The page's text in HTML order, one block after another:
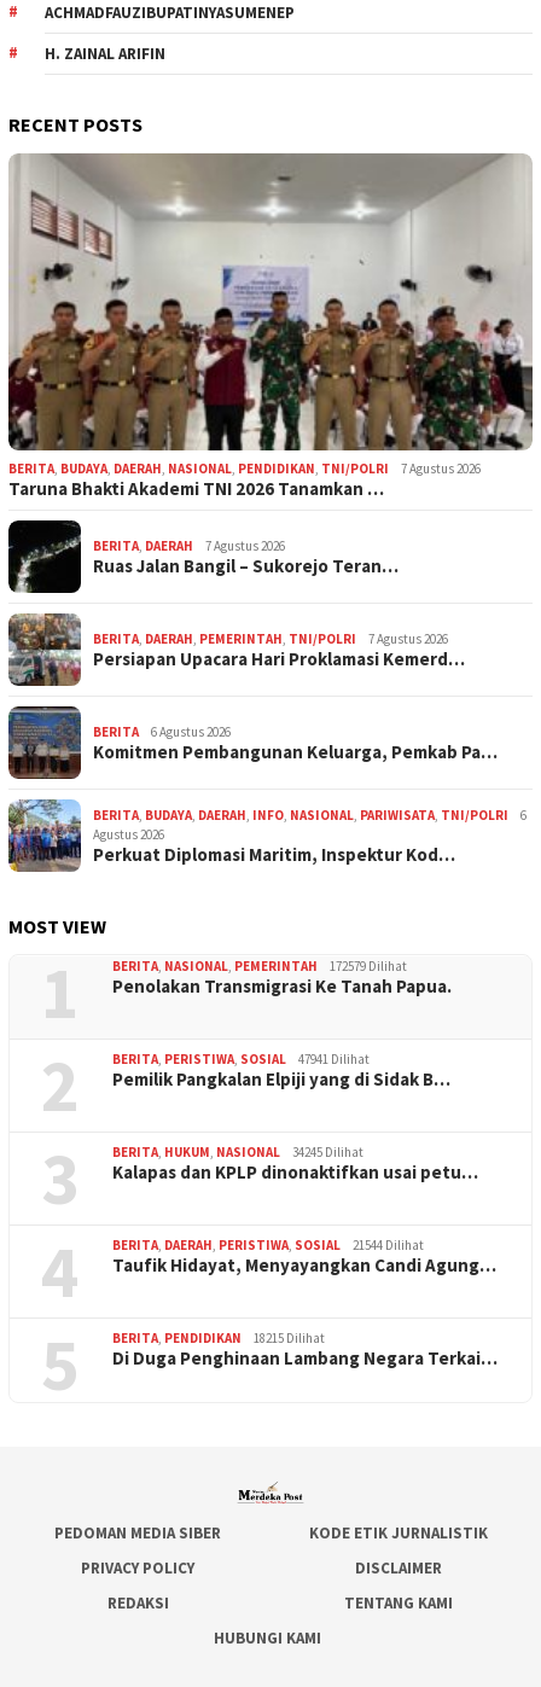
ACHMADFAUZIBUPATINYASUMENEP
H. ZAINAL ARIFIN
RECENT POSTS
BERITA BUDAYA DAERAH NASIONAL PENDIDIKAN TNI/POLRI 7 Agustus 2026
Taruna Bhakti Akademi TNI 2026 Tanamkan …
BERITA DAERAH 7 Agustus 2026
Ruas Jalan Bangil – Sukorejo Teran…
BERITA DAERAH PEMERINTAH TNI/POLRI 7 Agustus 2026
Persiapan Upacara Hari Proklamasi Kemerd…
BERITA 6 Agustus 2026
Komitmen Pembangunan Keluarga, Pemkab Pa…
BERITA BUDAYA DAERAH INFO NASIONAL PARIWISATA TNI/POLRI
6
Agustus 2026
Perkuat Diplomasi Maritim, Inspektur Kod…
MOST VIEW
1 BERITA NASIONAL PEMERINTAH 172579 Dilihat
Penolakan Transmigrasi Ke Tanah Papua.
2 BERITA PERISTIWA SOSIAL 47941 Dilihat
Pemilik Pangkalan Elpiji yang di Sidak B…
3 BERITA HUKUM NASIONAL 34245 Dilihat
Kalapas dan KPLP dinonaktifkan usai petu…
4 BERITA DAERAH PERISTIWA SOSIAL 21544 Dilihat
Taufik Hidayat, Menyayangkan Candi Agung…
5 BERITA PENDIDIKAN 18215 Dilihat
Di Duga Penghinaan Lambang Negara Terkai…
PEDOMAN MEDIA SIBER
KODE ETIK JURNALISTIK
PRIVACY POLICY
DISCLAIMER
REDAKSI
TENTANG KAMI
HUBUNGI KAMI